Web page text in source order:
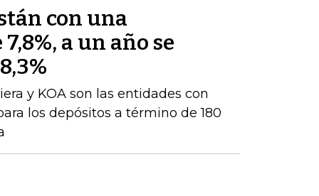
con una
a un año se
y KOA son las entidades con
los depósitos a término de 180